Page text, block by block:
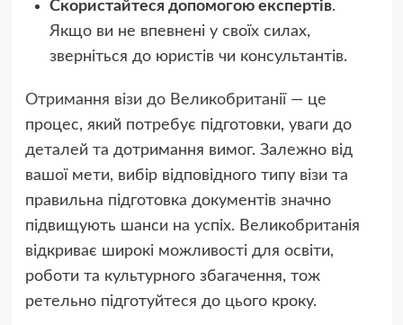
Скористайтеся допомогою експертів.
Якщо ви не впевнені у своїх силах,
зверніться до юристів чи консультантів.
Отримання візи до Великобританії— це
процес, який потребує підготовки, уваги до
деталей та дотримання вимог. Залежно від
вашої мети, вибір відповідного типу візи та
правильна підготовка документів значно
підвищують шанси на успіх. Великобританія
відкриває широкі можливості для освіти,
роботи та культурного збагачення, тож
ретельно підготуйтеся до цього кроку.